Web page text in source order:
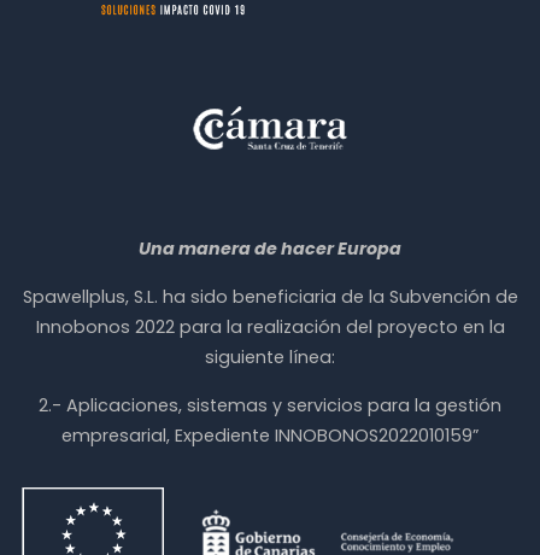
Una manera de hacer Europa
Spawellplus, S.L. ha sido beneficiaria de la Subvención de
Innobonos 2022 para la realización del proyecto en la
siguiente línea:
2.- Aplicaciones, sistemas y servicios para la gestión
empresarial, Expediente INNOBONOS2022010159”